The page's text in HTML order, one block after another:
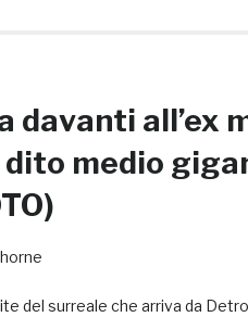
davanti all’ex
medio
del surreale che arriva da